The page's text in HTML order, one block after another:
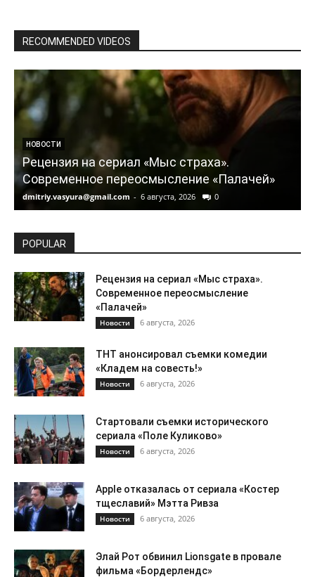
RECOMMENDED VIDEOS
НОВОСТИ
Рецензия на сериал «Мыс страха».
Современное переосмысление «Палачей»
dmitriy.vasyura@gmail.com - 6 августа, 2026 0
POPULAR
Рецензия на сериал «Мыс страха».
Современное переосмысление
«Палачей»
Новости 6 августа, 2026
ТНТ анонсировал съемки комедии
«Кладем на совесть!»
Новости 6 августа, 2026
Стартовали съемки исторического
сериала «Поле Куликово»
Новости 6 августа, 2026
Apple отказалась от сериала «Костер
тщеславий» Мэтта Ривза
Новости 6 августа, 2026
Элай Рот обвинил Lionsgate в провале
фильма «Бордерлендс»